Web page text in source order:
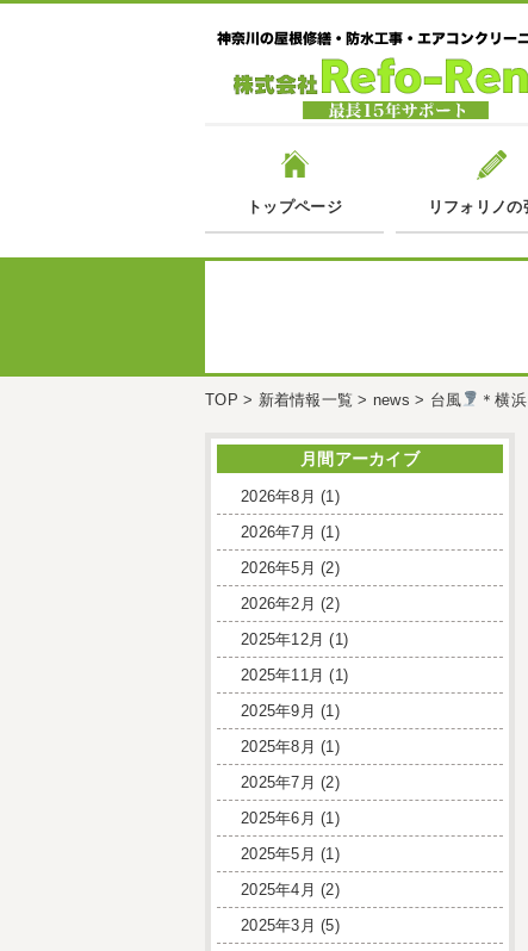
トップページ リフォリノの
TOP > 新着情報一覧 > news > 台風 ＊横
月間アーカイブ
2026年8月 (1)
2026年7月 (1)
2026年5月 (2)
2026年2月 (2)
2025年12月 (1)
2025年11月 (1)
2025年9月 (1)
2025年8月 (1)
2025年7月 (2)
2025年6月 (1)
2025年5月 (1)
2025年4月 (2)
2025年3月 (5)